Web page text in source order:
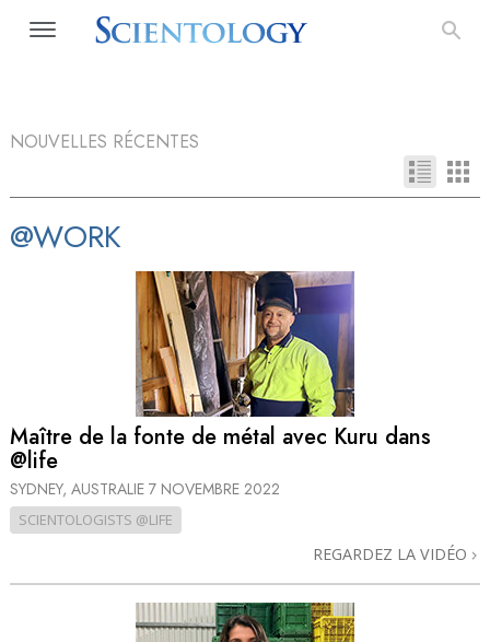
NOUVELLES RÉCENTES
@WORK
Maître de la fonte de métal avec Kuru dans
@life
SYDNEY, AUSTRALIE 7 NOVEMBRE 2022
SCIENTOLOGISTS @LIFE
REGARDEZ LA VIDÉO